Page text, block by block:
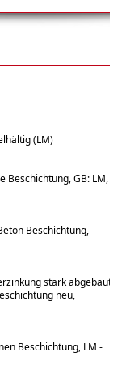
(LM)
Beschichtung, GB: LM, DB:
Beschichtung,
stark abgebaut
neu,
Beschichtung, LM -